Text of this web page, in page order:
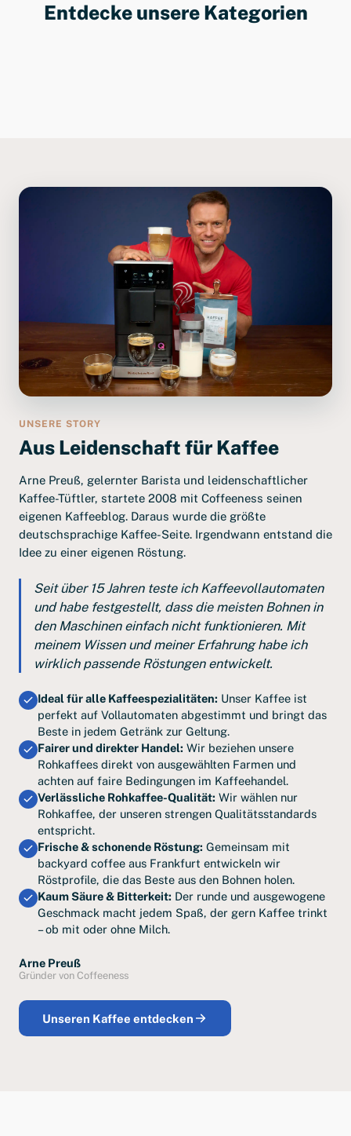
Entdecke unsere Kategorien
UNSERE STORY
Aus Leidenschaft für Kaffee
Arne Preuß, gelernter Barista und leidenschaftlicher
Kaffee-Tüftler, startete 2008 mit Coffeeness seinen
eigenen Kaffeeblog. Daraus wurde die größte
deutschsprachige Kaffee-Seite. Irgendwann entstand die
Idee zu einer eigenen Röstung.
Seit über 15 Jahren teste ich Kaffeevollautomaten
und habe festgestellt, dass die meisten Bohnen in
den Maschinen einfach nicht funktionieren. Mit
meinem Wissen und meiner Erfahrung habe ich
wirklich passende Röstungen entwickelt.
Ideal für alle Kaffeespezialitäten: Unser Kaffee ist
perfekt auf Vollautomaten abgestimmt und bringt das
Beste in jedem Getränk zur Geltung.
Fairer und direkter Handel: Wir beziehen unsere
Rohkaffees direkt von ausgewählten Farmen und
achten auf faire Bedingungen im Kaffeehandel.
Verlässliche Rohkaffee-Qualität: Wir wählen nur
Rohkaffee, der unseren strengen Qualitätsstandards
entspricht.
Frische & schonende Röstung: Gemeinsam mit
backyard coffee aus Frankfurt entwickeln wir
Röstprofile, die das Beste aus den Bohnen holen.
Kaum Säure & Bitterkeit: Der runde und ausgewogene
Geschmack macht jedem Spaß, der gern Kaffee trinkt
– ob mit oder ohne Milch.
Arne Preuß
Gründer von Coffeeness
Unseren Kaffee entdecken